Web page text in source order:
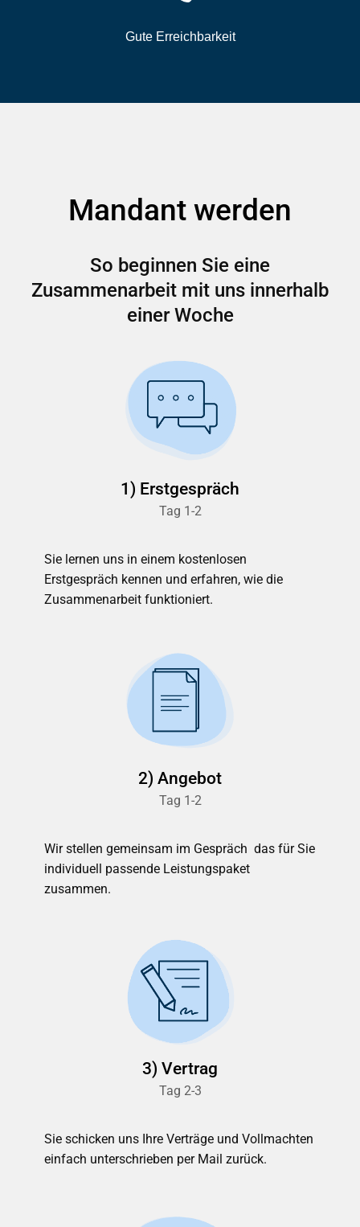
Gute Erreichbarkeit
Mandant werden
So beginnen Sie eine
Zusammenarbeit mit uns innerhalb
einer Woche
1) Erstgespräch
Tag 1-2
Sie lernen uns in einem kostenlosen
Erstgespräch kennen und erfahren, wie die
Zusammenarbeit funktioniert.
2) Angebot
Tag 1-2
Wir stellen gemeinsam im Gespräch das für Sie
individuell passende Leistungspaket
zusammen.
3) Vertrag
Tag 2-3
Sie schicken uns Ihre Verträge und Vollmachten
einfach unterschrieben per Mail zurück.